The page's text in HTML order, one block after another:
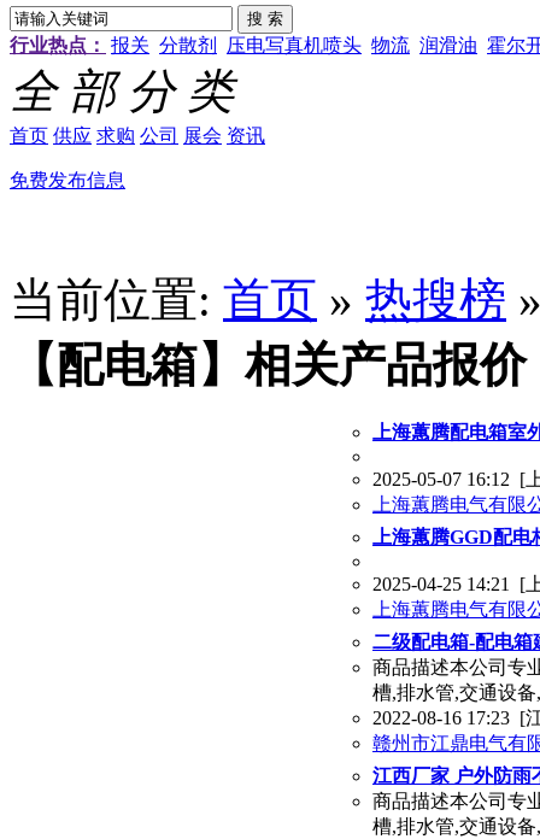
行业热点： 报关 分散剂 压电写真机喷头 物流 润滑油 霍尔
全 部 分 类
首页 供应 求购 公司 展会 资讯
免费发布信息
当前位置: 首页 » 热搜榜
【配电箱】相关产品报价
上海蕙腾配电箱
2025-05-07 16:12 [
上海蕙腾电气有限
上海蕙腾GGD配
2025-04-25 14:21 [
上海蕙腾电气有限
二级配电箱-配电箱
商品描述本公司专
槽,排水管,交通设
2022-08-16 17:23 [
赣州市江鼎电气有
江西厂家 户外防雨
商品描述本公司专
槽,排水管,交通设